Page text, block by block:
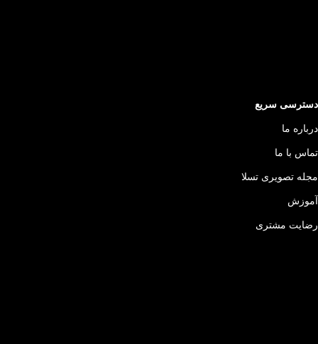
دسترسی سریع
درباره ما
تماس با ما
مجله تصویری تسلا
آموزش
رضایت مشتری